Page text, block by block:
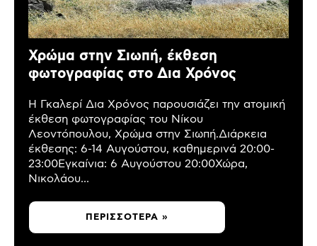
Χρώμα στην Σιωπή, έκθεση
φωτογραφίας στο Δια Χρόνος
Η Γκαλερί Δια Χρόνος παρουσιάζει την ατομική
έκθεση φωτογραφίας του Νίκου
Λεοντόπουλου, Χρώμα στην Σιωπή.Διάρκεια
έκθεσης: 6-14 Αυγούστου, καθημερινά 20:00-
23:00Εγκαίνια: 6 Αυγούστου 20:00Χώρα,
Νικολάου...
ΠΕΡΙΣΣΌΤΕΡΑ »